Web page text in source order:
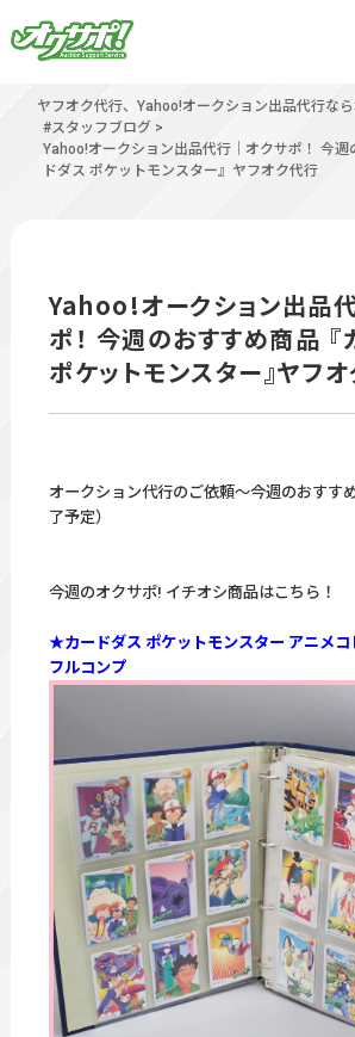
ヤフオク代行、Yahoo!オークション出品代行なら
#スタッフブログ >
Yahoo!オークション出品代行｜オクサポ！ 今週
ドダス ポケットモンスター』ヤフオク代行
Yahoo!オークション出品
ポ！ 今週のおすすめ商品 『
ポケットモンスター』ヤフ
オークション代行のご依頼～今週のおすす
了予定）
今週のオクサポ! イチオシ商品はこちら！
★カードダス ポケットモンスター アニメ
フルコンプ